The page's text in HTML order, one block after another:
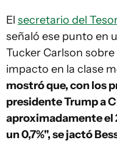
El secretario del
señaló ese punto en
Tucker Carlson
impacto en la clase
mostró que, con los
presidente Trump a
aproximadamente el
un 0,7%", se jactó